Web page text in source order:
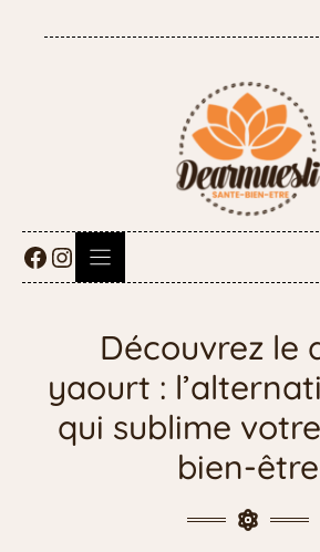
Découvrez le
yaourt :
qui sublime
bien-être